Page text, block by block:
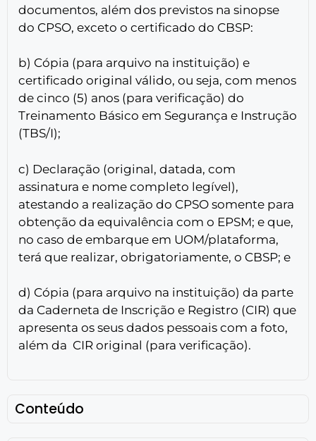
documentos, além dos previstos na sinopse
do CPSO, exceto o certificado do CBSP:
b) Cópia (para arquivo na instituição) e
certificado original válido, ou seja, com menos
de cinco (5) anos (para verificação) do
Treinamento Básico em Segurança e Instrução
(TBS/I);
c) Declaração (original, datada, com
assinatura e nome completo legível),
atestando a realização do CPSO somente para
obtenção da equivalência com o EPSM; e que,
no caso de embarque em UOM/plataforma,
terá que realizar, obrigatoriamente, o CBSP; e
d) Cópia (para arquivo na instituição) da parte
da Caderneta de Inscrição e Registro (CIR) que
apresenta os seus dados pessoais com a foto,
além da CIR original (para verificação).
Conteúdo